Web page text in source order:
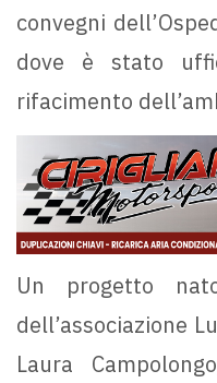
convegni
dove è stato
rifacimento
Un progetto
dell’associazione
Laura